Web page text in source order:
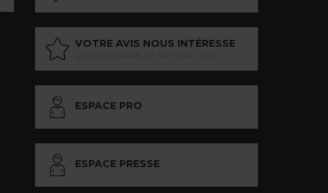
VOTRE AVIS NOUS INTÉRESSE
ESPACE PRO
ESPACE PRESSE